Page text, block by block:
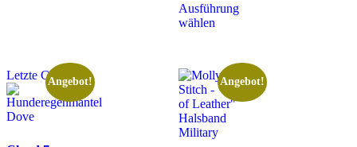
Ausführung
wählen
Letzte Chance
Angebot! Angebot!